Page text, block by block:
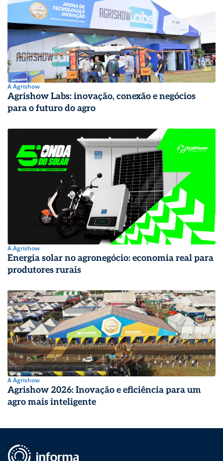
A Agrishow
Agrishow Labs: inovação, conexão e negócios
para o futuro do agro
A Agrishow
Energia solar no agronegócio: economia real para
produtores rurais
A Agrishow
Agrishow 2026: Inovação e eficiência para um
agro mais inteligente